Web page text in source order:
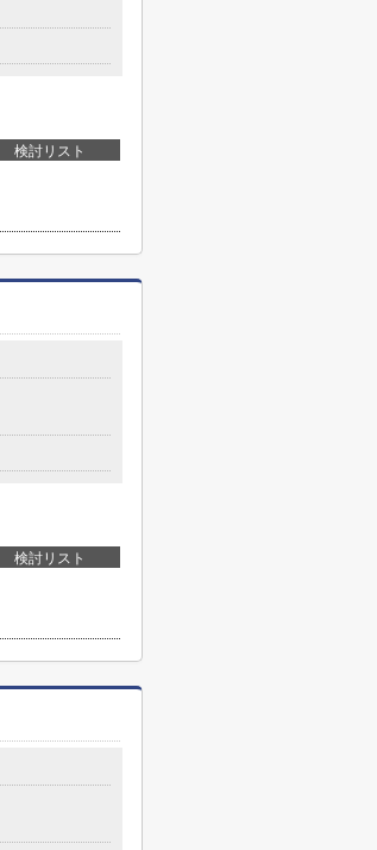
検討リスト
検討リスト